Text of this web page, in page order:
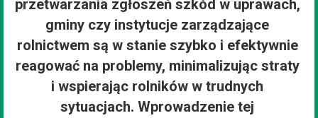
przetwarzania zgłoszeń szkód w uprawach,
gminy czy instytucje zarządzające
rolnictwem są w stanie szybko i efektywnie
reagować na problemy, minimalizując straty
i wspierając rolników w trudnych
sytuacjach. Wprowadzenie tej